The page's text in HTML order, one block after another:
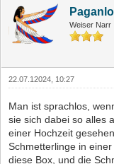
Weiser Narr
22.07.12024, 10:27
Man ist sprachlos,
sie sich dabei so alles
einer Hochzeit
Schmetterlinge in
diese Box, und die